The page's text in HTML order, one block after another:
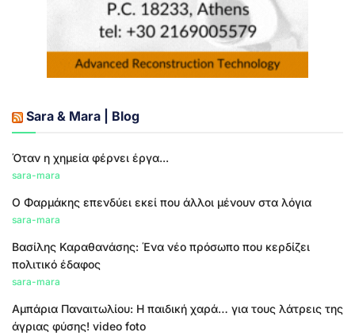
Sara & Mara | Blog
Όταν η χημεία φέρνει έργα...
sara-mara
Ο Φαρμάκης επενδύει εκεί που άλλοι μένουν στα λόγια
sara-mara
Βασίλης Καραθανάσης: Ένα νέο πρόσωπο που κερδίζει
πολιτικό έδαφος
sara-mara
Αμπάρια Παναιτωλίου: Η παιδική χαρά… για τους λάτρεις της
άγριας φύσης! video foto